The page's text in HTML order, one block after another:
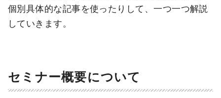
個別具体的な記事を使ったりして、一つ一つ解説
していきます。
セミナー概要について